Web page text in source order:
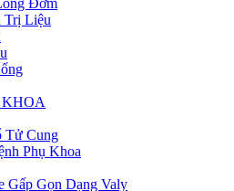
Đờm
Trị Liệu
Tử Cung
Phụ Khoa
Gấp Gọn Dạng Valy